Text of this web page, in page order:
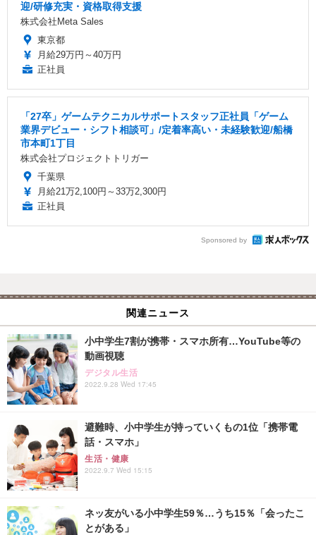
迎/研修充実・資格取得支援
株式会社Meta Sales
東京都
月給29万円～40万円
正社員
「27卒」ゲームテクニカルサポートスタッフ正社員「ゲーム
業界デビュー・シフト相談可」/定着率高い・未経験歓迎/船橋
市本町1丁目
株式会社プロジェクトトリガー
千葉県
月給21万2,100円～33万2,300円
正社員
Sponsored by
関連ニュース
小中学生7割が携帯・スマホ所有…YouTube等の
動画視聴
デジタル生活
2022.9.28 Wed 17:45
避難時、小中学生が持っていくもの1位「携帯電
話・スマホ」
生活・健康
2022.9.7 Wed 15:15
ネッ友がいる小中学生59％…うち15％「会ったこ
とがある」